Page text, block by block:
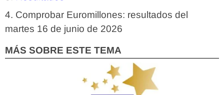
Comprobar Euromillones: resultados del
martes 16 de junio de 2026
MÁS SOBRE ESTE TEMA